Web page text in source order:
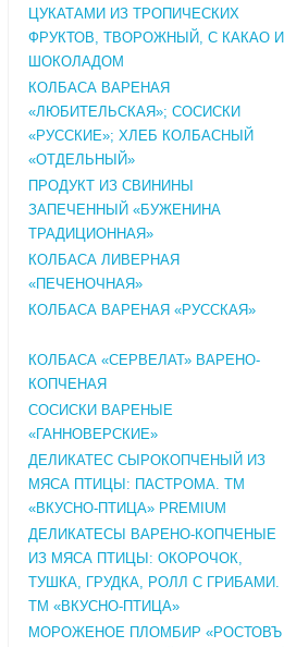
ЦУКАТАМИ ИЗ ТРОПИЧЕСКИХ
ФРУКТОВ, ТВОРОЖНЫЙ, С КАКАО И
ШОКОЛАДОМ
КОЛБАСА ВАРЕНАЯ
«ЛЮБИТЕЛЬСКАЯ»; СОСИСКИ
«РУССКИЕ»; ХЛЕБ КОЛБАСНЫЙ
«ОТДЕЛЬНЫЙ»
ПРОДУКТ ИЗ СВИНИНЫ
ЗАПЕЧЕННЫЙ «БУЖЕНИНА
ТРАДИЦИОННАЯ»
КОЛБАСА ЛИВЕРНАЯ
«ПЕЧЕНОЧНАЯ»
КОЛБАСА ВАРЕНАЯ «РУССКАЯ»
КОЛБАСА «СЕРВЕЛАТ» ВАРЕНО-
КОПЧЕНАЯ
СОСИСКИ ВАРЕНЫЕ
«ГАННОВЕРСКИЕ»
ДЕЛИКАТЕС СЫРОКОПЧЕНЫЙ ИЗ
МЯСА ПТИЦЫ: ПАСТРОМА. ТМ
«ВКУСНО-ПТИЦА» PREMIUM
ДЕЛИКАТЕСЫ ВАРЕНО-КОПЧЕНЫЕ
ИЗ МЯСА ПТИЦЫ: ОКОРОЧОК,
ТУШКА, ГРУДКА, РОЛЛ С ГРИБАМИ.
ТМ «ВКУСНО-ПТИЦА»
МОРОЖЕНОЕ ПЛОМБИР «РОСТОВЪ